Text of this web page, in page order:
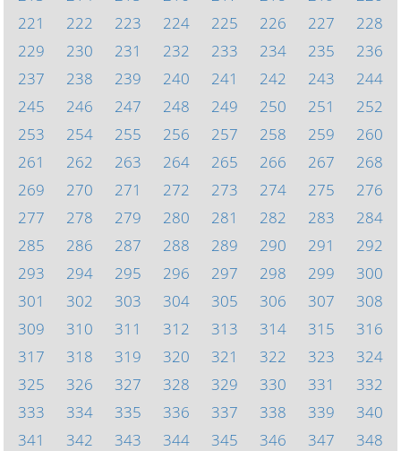
221
222 223 224 225 226 227
228
229
230 231 232 233 234 235
236
237
238 239 240 241 242 243
244
245
246 247 248 249 250 251
252
253
254 255 256 257 258 259
260
261
262 263 264 265 266 267
268
269
270 271 272 273 274 275
276
277
278 279 280 281 282 283
284
285
286 287 288 289 290 291
292
293
294 295 296 297 298 299
300
301
302 303 304 305 306 307
308
309
310 311 312 313 314 315
316
317
318 319 320 321 322 323
324
325
326 327 328 329 330 331
332
333
334 335 336 337 338 339
340
341
342 343 344 345 346 347
348